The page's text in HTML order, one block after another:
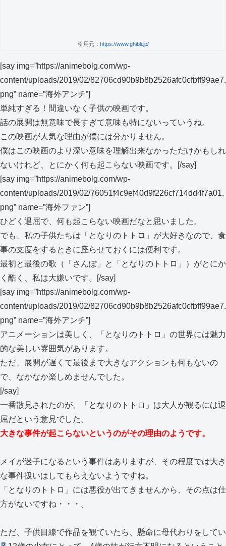
引用元： https://www.ghibli.jp/
[say img=”https://animebolg.com/wp-
content/uploads/2019/02/82706cd90b9b8b2526afc0cfbff99ae7.
png” name=”海外アンチ”]
単純すぎる！間違いなく子供の映画です。
話の展開は無意味で長すぎて意味も特にないっていうね。
この映画が人気な理由が僕には分かりません。
僕はこの映画のより深い意味を理解出来なかっただけかもしれ
ないけれど、とにかく何も起こらない映画です。[/say]
[say img=”https://animebolg.com/wp-
content/uploads/2019/02/76051f4c9ef40d9f226cf714dd4f7a01.
png” name=”海外ファン”]
ひどく退屈で、何も起こらない映画だなと思いました。
でも、私の子供たちは「となりのトトロ」が大好きなので、食
事の支度をするときに座らせておくには便利です。
最初と最後の歌（「さんぽ」と「となりのトトロ」）がとにか
く酷く、私は大嫌いです。[/say]
[say img=”https://animebolg.com/wp-
content/uploads/2019/02/82706cd90b9b8b2526afc0cfbff99ae7.
png” name=”海外アンチ”]
アニメーションは美しく、「となりのトトロ」の世界には魅力
的な美しい雰囲気があります。
ただ、展開が遅くて最後まで大きなアクションも何もないの
で、なかなか楽しめませんでした。
[/say]
一番散見されたのが、「となりのトトロ」は大人が観るには退
屈だという意見でした。
大きな事件が起こらないというのがその理由のようです。
メイが迷子になるという事件はありますが、その程度では大き
な事件扱いはしてもらえないようですね。
「となりのトトロ」には悪役が出てきませんから、その点は仕
方がないですね・・・。
ただ、子供目線で作品を観ていたら、懸命に母代わりをしてい